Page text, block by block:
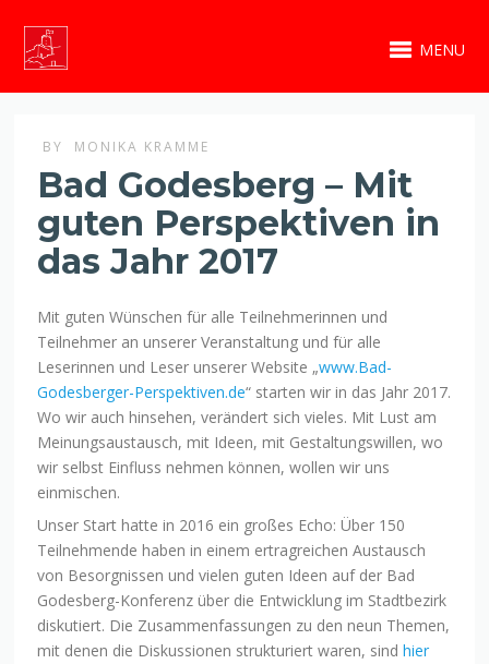
MENU
BY MONIKA KRAMME
Bad Godesberg – Mit
guten Perspektiven in
das Jahr 2017
Mit guten Wünschen für alle Teilnehmerinnen und
Teilnehmer an unserer Veranstaltung und für alle
Leserinnen und Leser unserer Website „www.Bad-
Godesberger-Perspektiven.de“ starten wir in das Jahr 2017.
Wo wir auch hinsehen, verändert sich vieles. Mit Lust am
Meinungsaustausch, mit Ideen, mit Gestaltungswillen, wo
wir selbst Einfluss nehmen können, wollen wir uns
einmischen.
Unser Start hatte in 2016 ein großes Echo: Über 150
Teilnehmende haben in einem ertragreichen Austausch
von Besorgnissen und vielen guten Ideen auf der Bad
Godesberg-Konferenz über die Entwicklung im Stadtbezirk
diskutiert. Die Zusammenfassungen zu den neun Themen,
mit denen die Diskussionen strukturiert waren, sindhier